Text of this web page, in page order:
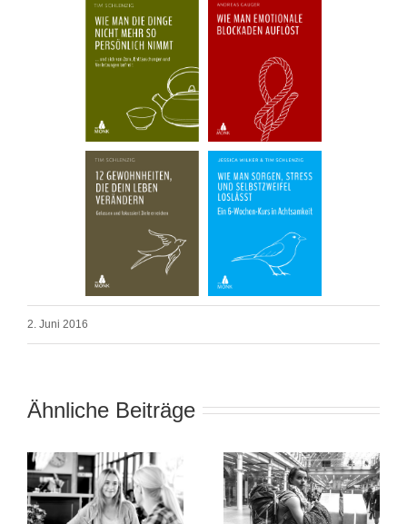
2. Juni 2016
Ähnliche Beiträge